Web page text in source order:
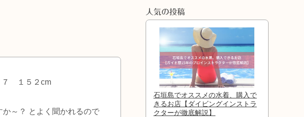
１７ １５２cm
か～？ とよく聞かれるので
人気の投稿
石垣島でオススメの水着、購入で
きるお店【ダイビングインストラ
クターが徹底解説】